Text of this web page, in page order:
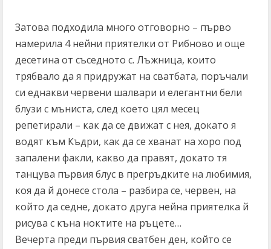
Затова подходила много отговорно – първо
намерила 4 нейни приятелки от Рибново и още
десетина от съседното с. Лъжница, които
трябвало да я придружат на сватбата, поръчали
си еднакви червени шалвари и елегантни бели
блузи с мъниста, след което цял месец
репетирали – как да се движат с нея, докато я
водят към Къдри, как да се хванат на хоро под
запалени факли, какво да правят, докато тя
танцува първия блус в прегръдките на любимия,
коя да й донесе стола – разбира се, червен, на
който да седне, докато друга нейна приятелка й
рисува с къна ноктите на ръцете…
Вечерта преди първия сватбен ден, който се